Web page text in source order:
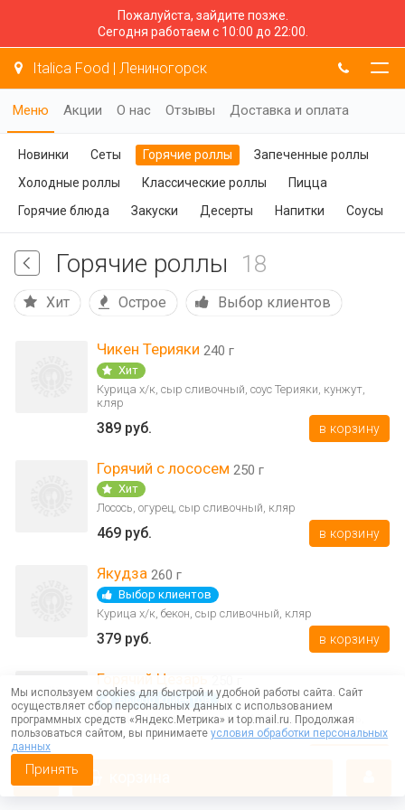
Пожалуйста, зайдите позже.
Сегодня работаем с 10:00 до 22:00.
Italica Food | Лениногорск
Меню Акции О нас Отзывы Доставка и оплата
Новинки Сеты Горячие роллы
Запеченные роллы
Холодные роллы
Классические роллы
Пицца
Горячие блюда
Закуски Десерты Напитки Соусы
Горячие роллы 18
Хит Острое Выбор клиентов
Чикен Терияки 240 г
Хит
Курица х/к, сыр сливочный, соус Терияки, кунжут,
кляр
389 руб. в корзину
Горячий с лососем 250 г
Хит
Лосось, огурец, сыр сливочный, кляр
469 руб. в корзину
Якудза 260 г
Выбор клиентов
Курица х/к, бекон, сыр сливочный, кляр
379 руб. в корзину
Горячий Цезарь
Выбор клиентов
Курица х/к, помидор, салат Айсберг, соус Цезарь,
кляр
Мы используем cookies для быстрой и удобной работы сайта. Сайт
осуществляет сбор персональных данных с использованием
программных средств «Яндекс.Метрика» и top.mail.ru. Продолжая
пользоваться сайтом, вы принимаете условия обработки персональных
данных
Принять